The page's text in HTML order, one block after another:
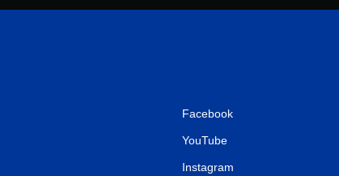
Facebook
YouTube
Instagram